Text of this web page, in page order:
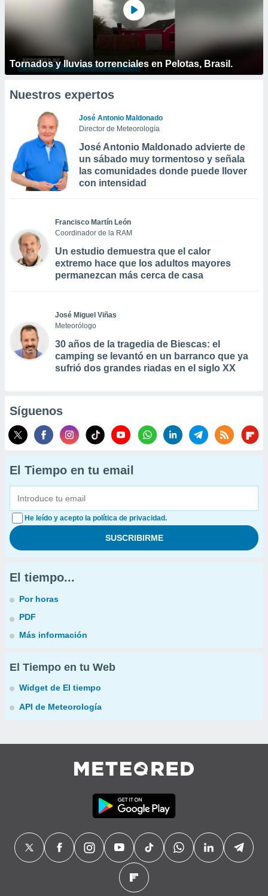
Tornados y lluvias torrenciales en Pelotas, Brasil.
Nuestros expertos
José Antonio Maldonado
Director de Meteorología
José Antonio Maldonado advierte de
un sábado muy tormentoso y señala
las comunidades donde puede llover
con intensidad
Francisco Martín León
Coordinador de la RAM
Un estudio demuestra que el calor
extremo hace que los adultos mayores
permanezcan más cerca de casa
José Miguel Viñas
Meteorólogo
30 años de la tragedia de Biescas: el
camping se levantó en un barranco que ya
sufrió dos grandes riadas en el siglo XX
Síguenos
El Tiempo en tu email
He leído y acepto la política de privacidad.
El tiempo...
Por horas
PDF
Más información
El Tiempo en tu Web
Widget de El tiempo
API de Meteorología